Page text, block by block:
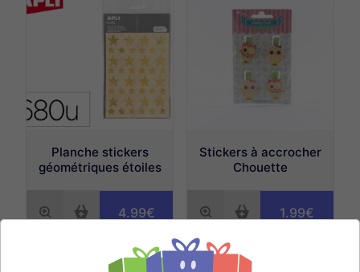
Planche stickers
géométriques étoiles
4.99€
Stickers à accrocher
Chouette
1.99€